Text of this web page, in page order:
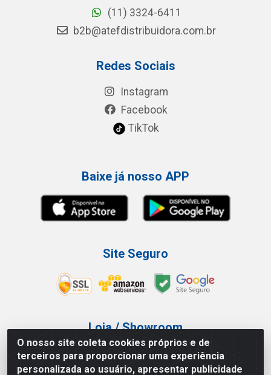
O nosso site coleta cookies próprios e de
terceiros para proporcionar uma experiência
personalizada ao usuário, apresentar publicidade
(11) 3324-6411
b2b@atefdistribuidora.com.br
Redes Sociais
Instagram
Facebook
TikTok
Baixe já nosso APP
Site Seguro
Loja / Showroom
Tel.: (11) 3227-0546
Av Vautier, 587/597 - Pari - São Paulo/SP